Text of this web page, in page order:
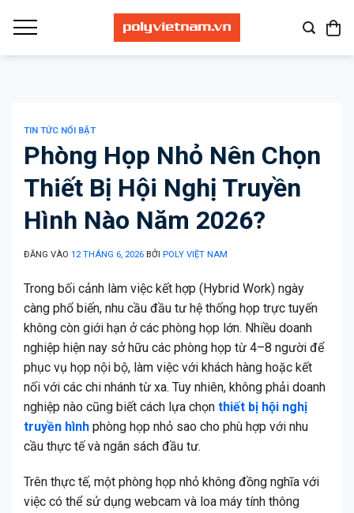
qua
TIN TỨC NỔI BẬT
Phòng Họp Nhỏ Nên Chọn
Thiết Bị Hội Nghị Truyền
Hình Nào Năm 2026?
ĐĂNG VÀO 12 THÁNG 6, 2026 BỞI POLY VIỆT NAM
Trong bối cảnh làm việc kết hợp (Hybrid Work) ngày
càng phổ biến, nhu cầu đầu tư hệ thống họp trực tuyến
không còn giới hạn ở các phòng họp lớn. Nhiều doanh
nghiệp hiện nay sở hữu các phòng họp từ 4–8 người để
phục vụ họp nội bộ, làm việc với khách hàng hoặc kết
nối với các chi nhánh từ xa. Tuy nhiên, không phải doanh
nghiệp nào cũng biết cách lựa chọn thiết bị hội nghị
truyền hình phòng họp nhỏ sao cho phù hợp với nhu
cầu thực tế và ngân sách đầu tư.
Trên thực tế, một phòng họp nhỏ không đồng nghĩa với
việc có thể sử dụng webcam và loa máy tính thông